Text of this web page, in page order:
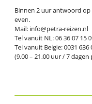
Binnen 2 uur antwoord
even.
Mail: info@petra-reizen.nl
Tel vanuit NL: 06 36 07 15
Tel vanuit Belgie: 0031 636
(9.00 – 21.00 uur / 7 dagen